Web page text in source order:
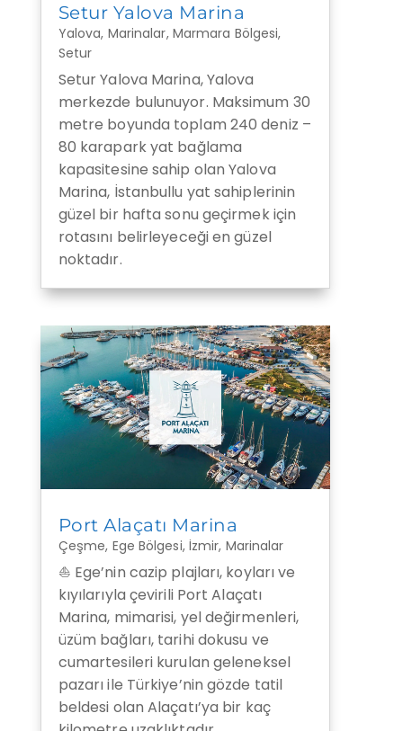
Setur Yalova Marina
Yalova, Marinalar, Marmara Bölgesi,
Setur
Setur Yalova Marina, Yalova
merkezde bulunuyor. Maksimum 30
metre boyunda toplam 240 deniz –
80 karapark yat bağlama
kapasitesine sahip olan Yalova
Marina, İstanbullu yat sahiplerinin
güzel bir hafta sonu geçirmek için
rotasını belirleyeceği en güzel
noktadır.
Port Alaçatı Marina
Çeşme, Ege Bölgesi, İzmir, Marinalar
⛵ Ege’nin cazip plajları, koyları ve
kıyılarıyla çevirili Port Alaçatı
Marina, mimarisi, yel değirmenleri,
üzüm bağları, tarihi dokusu ve
cumartesileri kurulan geleneksel
pazarı ile Türkiye’nin gözde tatil
beldesi olan Alaçatı’ya bir kaç